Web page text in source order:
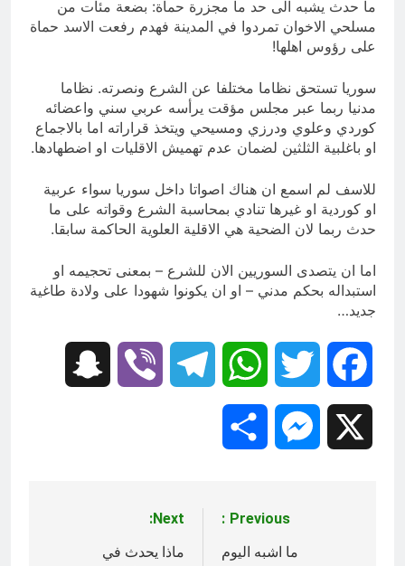
ما حدث يشبه الى حد ما مجزرة حماة: بضعة مئات من
مسلحي الاخوان تمردوا في المدينة فهدم رفعت الاسد حماة
على رؤوس اهلها!
سوريا تستحق نظاما مختلفا عن الشرع ونصرته. نظاما
مدنيا ربما عبر مجلس مؤقت يرأسه عربي سني واعضائه
كوردي وعلوي ودرزي ومسيحي ويتخذ قراراته اما بالاجماع
او باغلبية الثلثين لضمان عدم تهميش الاقليات او اضطهادها.
للاسف لم اسمع ان هناك اصواتا داخل سوريا سواء عربية
او كوردية او غيرها تنادي بمحاسبة الشرع وقواته على ما
حدث ربما لان الضحية هي الاقلية العلوية الحاكمة سابقا.
اما ان يتصدى السوريين الان للشرع – بمعنى تحجيمه او
استبداله بحكم مدني – او ان يكونوا شهودا على ولادة طاغية
جديد…
Facebook
Twitter
WhatsApp
Telegram
Viber
Messenger
المقالات
Previous:
ما اشبه اليوم
Next:
ماذا يحدث في